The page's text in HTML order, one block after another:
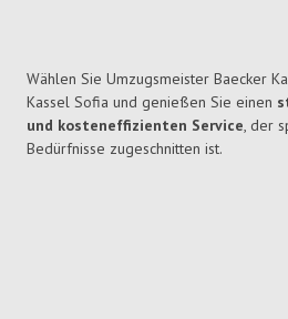
Wählen Sie Umzugsmeister Baecker
Kassel Sofia und genießen Sie einen
und kosteneffizienten Service, der
Bedürfnisse zugeschnitten ist.